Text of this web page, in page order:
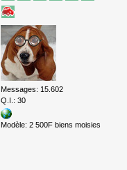
Messages: 15.602
Q.I.: 30
Modèle: 2 500F biens moisies